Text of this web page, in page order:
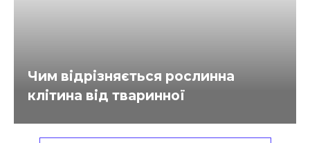
Чим відрізняється рослинна
клітина від тваринної